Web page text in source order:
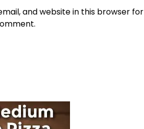
and website in this browser for